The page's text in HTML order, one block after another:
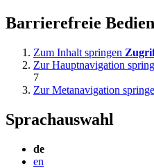
Barrierefreie
Zum Inhalt springen
Zur Hauptnavigation
7
Zur Metanavigation
Sprachauswahl
de
en